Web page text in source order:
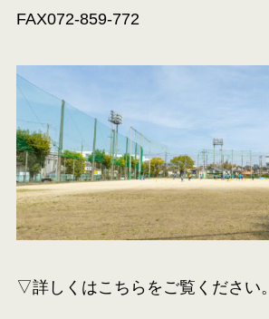
FAX072-859-772
▽詳しくはこちらをご覧ください。